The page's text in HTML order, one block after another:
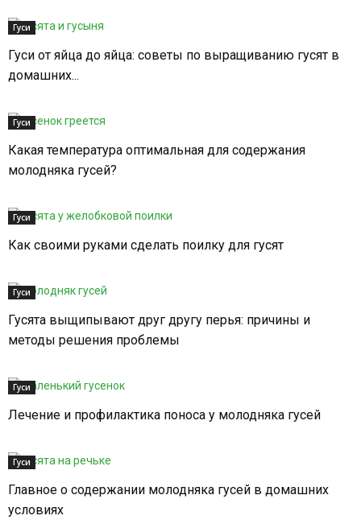
Гуси
Гуси от яйца до яйца: советы по выращиванию гусят в
домашних...
Гуси
Какая температура оптимальная для содержания
молодняка гусей?
Гуси
Как своими руками сделать поилку для гусят
Гуси
Гусята выщипывают друг другу перья: причины и
методы решения проблемы
Гуси
Лечение и профилактика поноса у молодняка гусей
Гуси
Главное о содержании молодняка гусей в домашних
условиях